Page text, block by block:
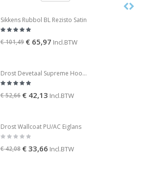
Sikkens Rubbol BL Rezisto Satin
€ 101,49 € 65,97 Incl.BTW
Drost Devetaal Supreme Hoogglans
€ 52,66 € 42,13 Incl.BTW
Drost Wallcoat PU/AC Eiglans
€ 42,08 € 33,66 Incl.BTW